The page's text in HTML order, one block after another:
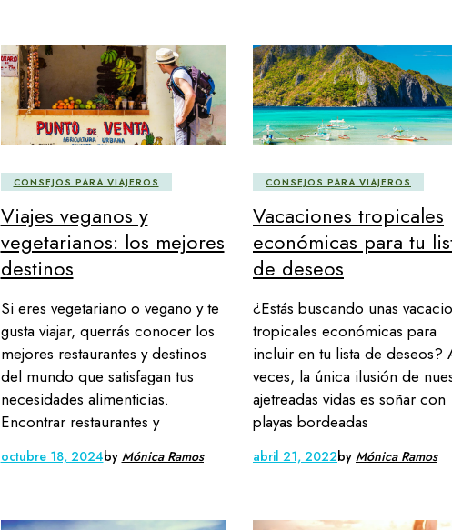
CONSEJOS PARA VIAJEROS
Viajes veganos y
vegetarianos: los mejores
destinos
Si eres vegetariano o vegano y te
gusta viajar, querrás conocer los
mejores restaurantes y destinos
del mundo que satisfagan tus
necesidades alimenticias.
Encontrar restaurantes y
octubre 18, 2024by Mónica Ramos
CONSEJOS PARA VIAJEROS
Vacaciones tropicales
económicas para tu
de deseos
¿Estás buscando unas
tropicales económicas para
incluir en tu lista de deseos?
veces, la única ilusión de
ajetreadas vidas es soñar con
playas bordeadas
abril 21, 2022by Mónica Ramos